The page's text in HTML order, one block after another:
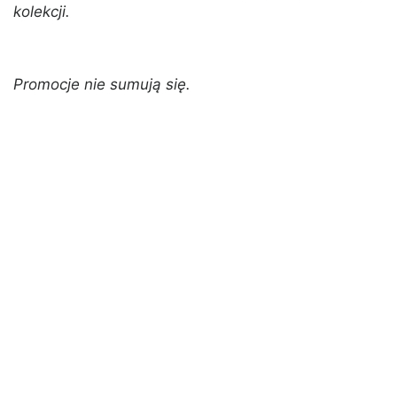
kolekcji.
Promocje nie sumują się.